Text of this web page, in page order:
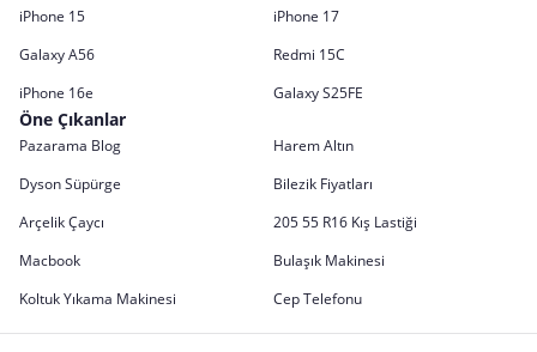
iPhone 15
iPhone 17
Galaxy A56
Redmi 15C
iPhone 16e
Galaxy S25FE
Öne Çıkanlar
Pazarama Blog
Harem Altın
Dyson Süpürge
Bilezik Fiyatları
Arçelik Çaycı
205 55 R16 Kış Lastiği
Macbook
Bulaşık Makinesi
Koltuk Yıkama Makinesi
Cep Telefonu